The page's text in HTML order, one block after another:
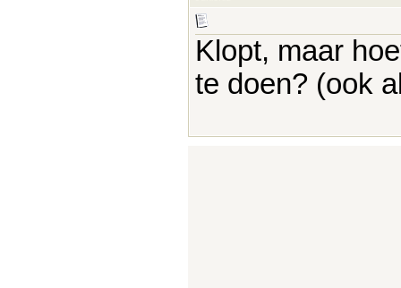
Klopt, maar
te doen? (ook